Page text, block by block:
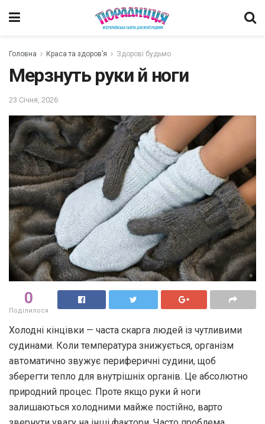
Головна Краса та здоров’я Здорові будьмо
Мерзнуть руки й ноги
23 Січня, 2026
0
Поділилося
Холодні кінцівки — часта скарга людей із чутливими
судинами. Коли температура знижується, організм
автоматично звужує периферичні судини, щоб
зберегти тепло для внутрішніх органів. Це абсолютно
природний процес. Проте якщо руки й ноги
залишаються холодними майже постійно, варто